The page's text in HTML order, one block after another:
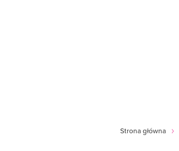
Strona główna